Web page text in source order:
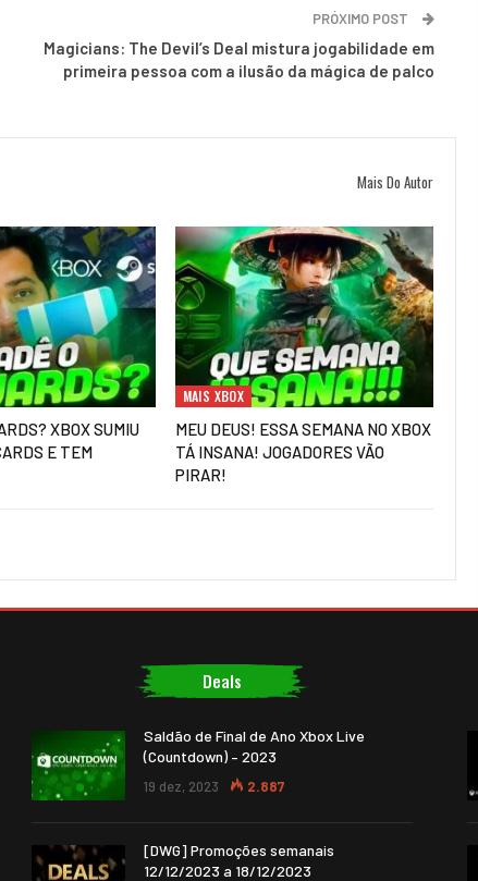
PRÓXIMO POST
Magicians: The Devil’s Deal mistura jogabilidade em
primeira pessoa com a ilusão da mágica de palco
Mais Do Autor
XBOX SUMIU
E TEM
MAIS XBOX
MEU DEUS! ESSA SEMANA NO XBOX
TÁ INSANA! JOGADORES VÃO
PIRAR!
Deals
Saldão de Final de Ano Xbox Live
(Countdown) – 2023
19 dez, 2023 2.887
[DWG] Promoções semanais
12/12/2023 a 18/12/2023